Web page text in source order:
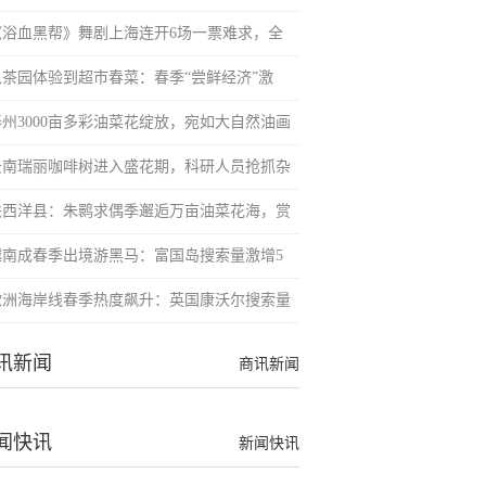
血黑帮》舞剧上海连开6场一票难求，全
园体验到超市春菜：春季“尝鲜经济”激
3000亩多彩油菜花绽放，宛如大自然油画
瑞丽咖啡树进入盛花期，科研人员抢抓杂
洋县：朱鹮求偶季邂逅万亩油菜花海，赏
成春季出境游黑马：富国岛搜索量激增5
海岸线春季热度飙升：英国康沃尔搜索量
商讯新闻
新闻
新闻快讯
快讯